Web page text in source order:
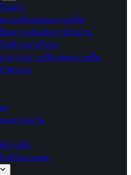
ในครัว
ความร้อนและความเย็น
อความบันเทิงภายในบ้าน
ไฟฟ้าขนาดใหญ่
กอากาศ / เครื่องลดความชื้น
นักงาน
ๆ
ะความงาม
ำรุงผิว
หรับทางเพศ